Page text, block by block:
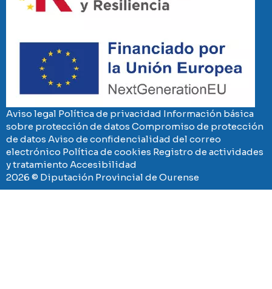
Aviso legal Política de privacidad Información básica
sobre protección de datos Compromiso de protección
de datos Aviso de confidencialidad del correo
electrónico Política de cookies Registro de actividades
y tratamiento Accesibilidad
2026 © Diputación Provincial de Ourense